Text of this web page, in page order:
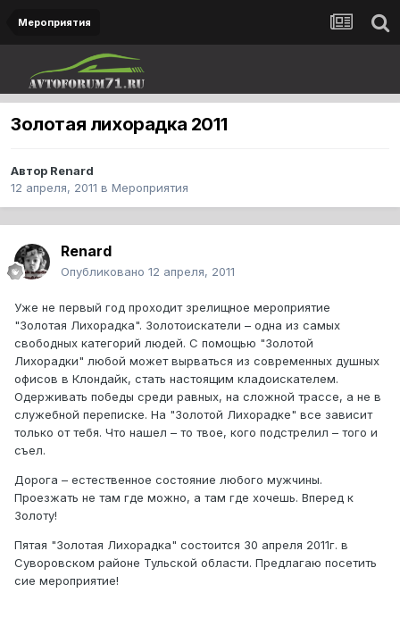
Мероприятия
Золотая лихорадка 2011
Автор Renard
12 апреля, 2011 в Мероприятия
Renard
Опубликовано 12 апреля, 2011
Уже не первый год проходит зрелищное мероприятие
"Золотая Лихорадка". Золотоискатели – одна из самых
свободных категорий людей. С помощью "Золотой
Лихорадки" любой может вырваться из современных душных
офисов в Клондайк, стать настоящим кладоискателем.
Одерживать победы среди равных, на сложной трассе, а не в
служебной переписке. На "Золотой Лихорадке" все зависит
только от тебя. Что нашел – то твое, кого подстрелил – того и
съел.
Дорога – естественное состояние любого мужчины.
Проезжать не там где можно, а там где хочешь. Вперед к
Золоту!
Пятая "Золотая Лихорадка" состоится 30 апреля 2011г. в
Суворовском районе Тульской области. Предлагаю посетить
сие мероприятие!